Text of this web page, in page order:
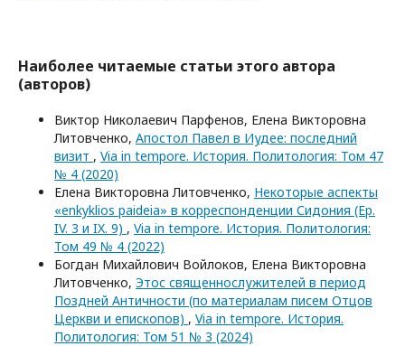
Наиболее читаемые статьи этого автора
(авторов)
Виктор Николаевич Парфенов, Елена Викторовна
Литовченко, Апостол Павел в Иудее: последний
визит , Via in tempore. История. Политология: Том 47
№ 4 (2020)
Елена Викторовна Литовченко, Некоторые аспекты
«enkyklios paideia» в корреспонденции Сидония (Ep.
IV. 3 и IX. 9) , Via in tempore. История. Политология:
Том 49 № 4 (2022)
Богдан Михайлович Войлоков, Елена Викторовна
Литовченко, Этос священнослужителей в период
Поздней Античности (по материалам писем Отцов
Церкви и епископов) , Via in tempore. История.
Политология: Том 51 № 3 (2024)